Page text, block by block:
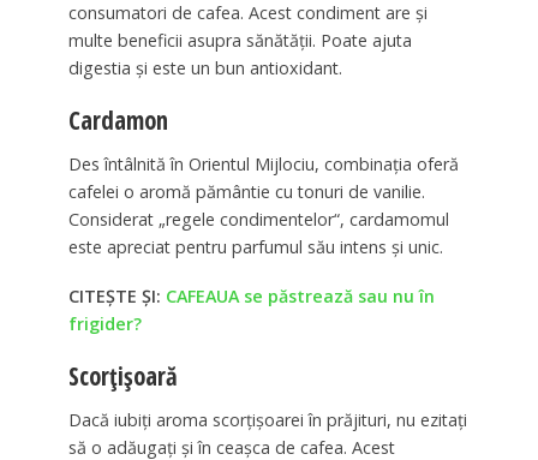
consumatori de cafea. Acest condiment are şi
multe beneficii asupra sănătăţii. Poate ajuta
digestia şi este un bun antioxidant.
Cardamon
Des întâlnită în Orientul Mijlociu, combinaţia oferă
cafelei o aromă pământie cu tonuri de vanilie.
Considerat „regele condimentelor“, cardamomul
este apreciat pentru parfumul său intens şi unic.
CITEȘTE ȘI: CAFEAUA se păstrează sau nu în
frigider?
Scorţişoară
Dacă iubiţi aroma scorţişoarei în prăjituri, nu ezitaţi
să o adăugaţi şi în ceaşca de cafea. Acest